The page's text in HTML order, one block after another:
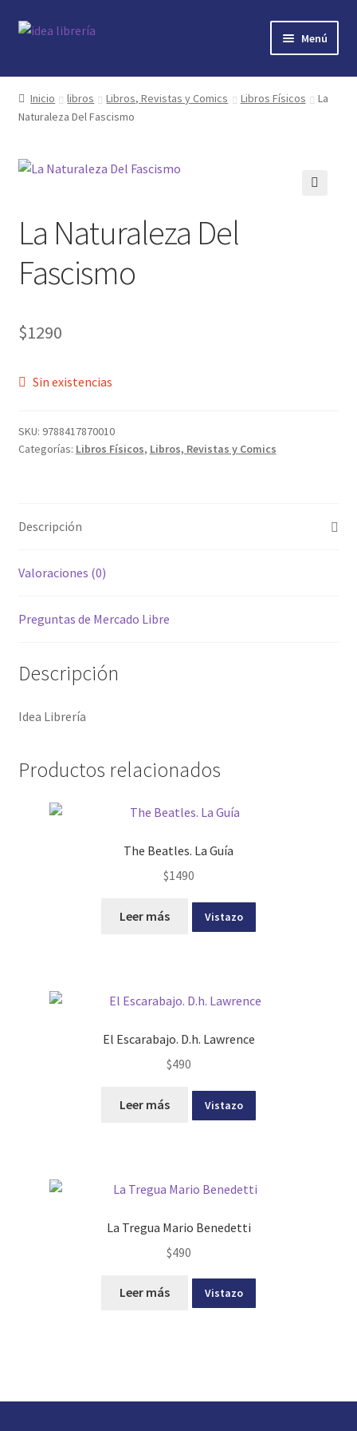
Ir
Ir
Menú
Inicio
contacto
libros
nosotros
novedades
preguntas
Inicio libros Libros, Revistas y Comics Libros Físicos
La
Naturaleza Del Fascismo
La Naturaleza Del
Fascismo
$1290
Sin existencias
SKU: 9788417870010
Categorías: Libros Físicos, Libros, Revistas y Comics
Descripción
Valoraciones (0)
Preguntas de Mercado Libre
Descripción
Idea Librería
Productos relacionados
The Beatles. La Guía
$1490
Leer más Vistazo
El Escarabajo. D.h. Lawrence
$490
Leer más Vistazo
La Tregua Mario Benedetti
$490
Leer más Vistazo